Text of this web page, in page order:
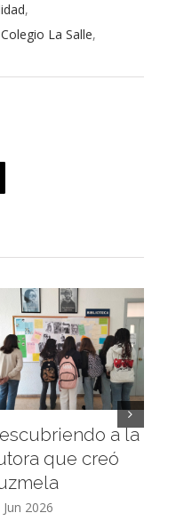
,
Colegio La Salle,
a la
que creó
Jun 2026